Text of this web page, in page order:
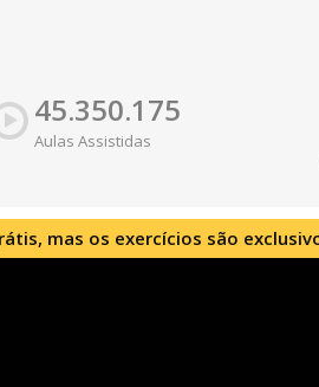
45.350.175
Aulas Assistidas
mas os exercícios são